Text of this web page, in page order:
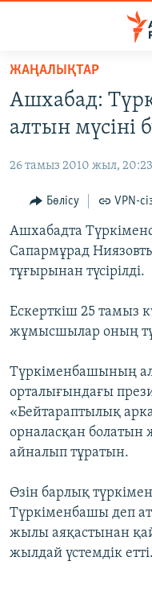
Skip
main
content
to
Navigation
Skip
to
Search
ЖАҢАЛЫҚТАР
ҚАҢТАР ОҚИҒАСЫ
АДАМ ҚҰҚЫҚТАРЫ
ӘЛЕУМЕТ
ӘЛЕМ
Русский
ЖАЗЫЛЫҢЫЗ
Басқа тілдерде
ЖАҢАЛЫҚТАР
Ашхабад:
алтын мүсіні
26 тамыз 2010 жыл, 20:23
Бөлісу VPN-
Ашхабадта
Сапармұрад
тұғырынан түсірілді.
Ескерткіш 25 тамыз
жұмысшылар оның
Түркіменбашының
орталығындағы
«Бейтараптылық
орналасқан болатын
айналып тұратын.
Өзін барлық
Түркіменбашы деп
жылы аяқастынан
жылдай үстемдік етті.